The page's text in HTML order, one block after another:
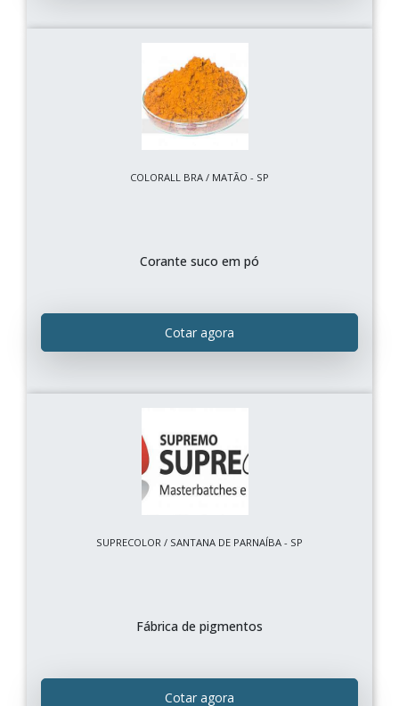
COLORALL BRA / MATÃO - SP
Corante suco em pó
Cotar agora
SUPRECOLOR / SANTANA DE PARNAÍBA - SP
Fábrica de pigmentos
Cotar agora